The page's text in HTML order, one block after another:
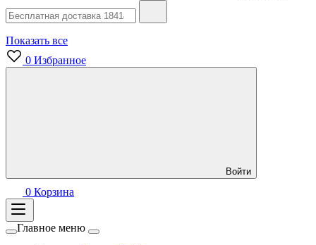
Показать все
0 Избранное
Войти
0 Корзина
Главное меню